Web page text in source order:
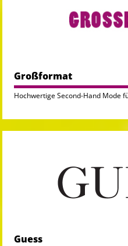
Großformat
Hochwertige Second-Hand Mode
Guess